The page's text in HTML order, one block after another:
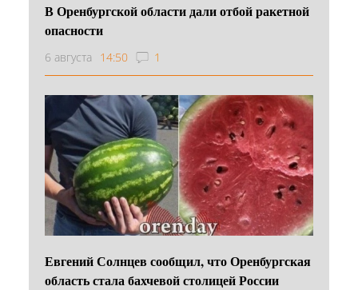
В Оренбургской области дали отбой ракетной
опасности
6 августа 14:50 1
Евгений Солнцев сообщил, что Оренбургская
область стала бахчевой столицей России